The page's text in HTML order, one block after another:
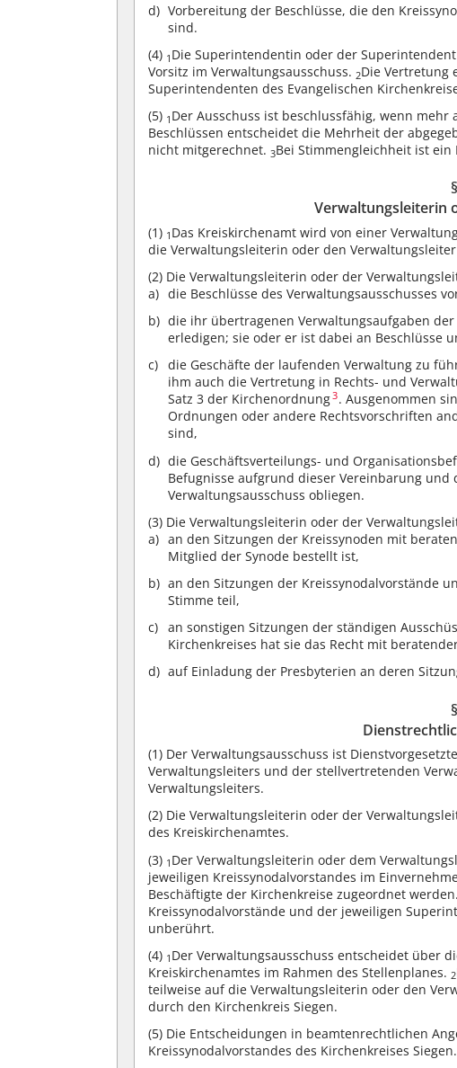
Vorbereitung der Beschlüsse, die den
sind.
(4) 1 Die Superintendentin oder der
Vorsitz im Verwaltungsausschuss. 2Die Vertretung
Superintendenten des Evangelischen
(5) 1 Der Ausschuss ist beschlussfähig, wenn
Beschlüssen entscheidet die Mehrheit der
nicht mitgerechnet.3Bei Stimmengleichheit ist ein
Verwaltungsleiterin
(1) 1 Das Kreiskirchenamt wird von einer
die Verwaltungsleiterin oder den
(2) Die Verwaltungsleiterin oder der
die Beschlüsse des Verwaltungsausschusses
die ihr übertragenen Verwaltungsaufgaben
erledigen; sie oder er ist dabei an Beschlüsse
die Geschäfte der laufenden Verwaltung zu
ihm auch die Vertretung in Rechts- und
Satz 3 der Kirchenordnung3. Ausgenommen
Ordnungen oder andere Rechtsvorschriften
sind,
die Geschäftsverteilungs- und
Befugnisse aufgrund dieser Vereinbarung und
Verwaltungsausschuss obliegen.
(3) Die Verwaltungsleiterin oder der
an den Sitzungen der Kreissynoden mit
Mitglied der Synode bestellt ist,
an den Sitzungen der Kreissynodalvorstände
Stimme teil,
an sonstigen Sitzungen der ständigen
Kirchenkreises hat sie das Recht mit
auf Einladung der Presbyterien an deren
(1) Der Verwaltungsausschuss ist
Verwaltungsleiters und der stellvertretenden
Verwaltungsleiters.
(2) Die Verwaltungsleiterin oder der
des Kreiskirchenamtes.
(3) 1 Der Verwaltungsleiterin oder dem
jeweiligen Kreissynodalvorstandes im
Beschäftigte der Kirchenkreise zugeordnet werden.
Kreissynodalvorstände und der jeweiligen
unberührt.
(4) 1 Der Verwaltungsausschuss entscheidet über
Kreiskirchenamtes im Rahmen des Stellenplanes. 2
teilweise auf die Verwaltungsleiterin oder den
durch den Kirchenkreis Siegen.
(5) Die Entscheidungen in beamtenrechtlichen
Kreissynodalvorstandes des Kirchenkreises Siegen.